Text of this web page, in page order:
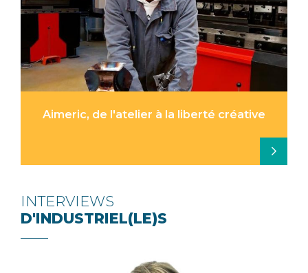
Aimeric, de l'atelier à la liberté créative
INTERVIEWS
D'INDUSTRIEL(LE)S